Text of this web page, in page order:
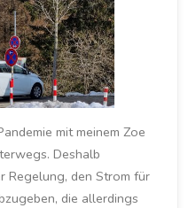
mit meinem Zoe
Deshalb
Regelung, den Strom für
die allerdings